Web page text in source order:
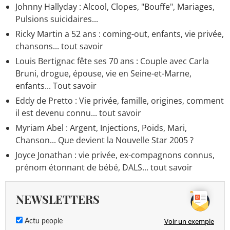
Johnny Hallyday : Alcool, Clopes, "Bouffe", Mariages,
Pulsions suicidaires...
Ricky Martin a 52 ans : coming-out, enfants, vie privée,
chansons... tout savoir
Louis Bertignac fête ses 70 ans : Couple avec Carla
Bruni, drogue, épouse, vie en Seine-et-Marne,
enfants... Tout savoir
Eddy de Pretto : Vie privée, famille, origines, comment
il est devenu connu... tout savoir
Myriam Abel : Argent, Injections, Poids, Mari,
Chanson... Que devient la Nouvelle Star 2005 ?
Joyce Jonathan : vie privée, ex-compagnons connus,
prénom étonnant de bébé, DALS... tout savoir
NEWSLETTERS
Actu people Voir un exemple